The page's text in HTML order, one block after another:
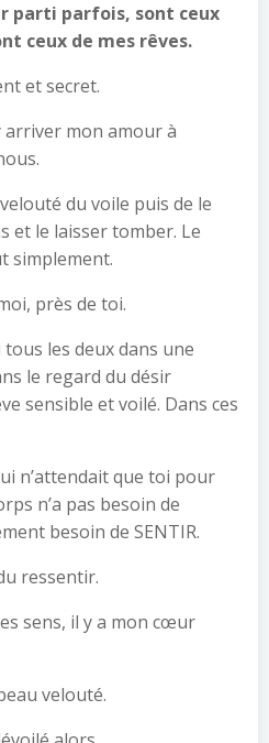
parti parfois, sont ceux
ceux de mes rêves.
et secret.
arriver mon amour à
du voile puis de le
et le laisser tomber. Le
simplement.
près de toi.
les deux dans une
le regard du désir
sensible et voilé. Dans ces
n’attendait que toi pour
n’a pas besoin de
besoin de SENTIR.
ressentir.
sens, il y a mon cœur
velouté.